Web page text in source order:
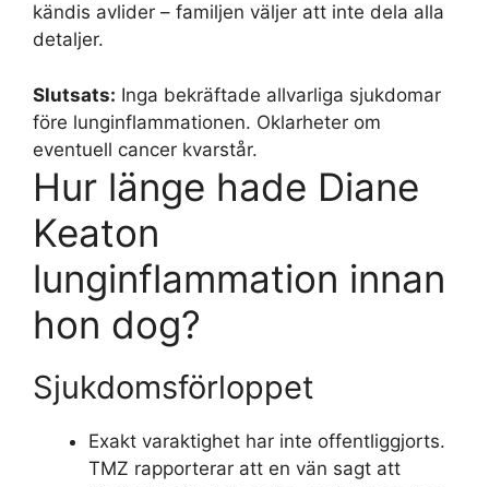
kändis avlider – familjen väljer att inte dela alla
detaljer.
Slutsats: Inga bekräftade allvarliga sjukdomar
före lunginflammationen. Oklarheter om
eventuell cancer kvarstår.
Hur länge hade Diane
Keaton
lunginflammation innan
hon dog?
Sjukdomsförloppet
Exakt varaktighet har inte offentliggjorts.
TMZ rapporterar att en vän sagt att